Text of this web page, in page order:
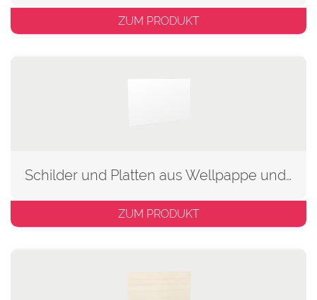
ZUM PRODUKT
Schilder und Platten aus Wellpappe und Karton
ZUM PRODUKT